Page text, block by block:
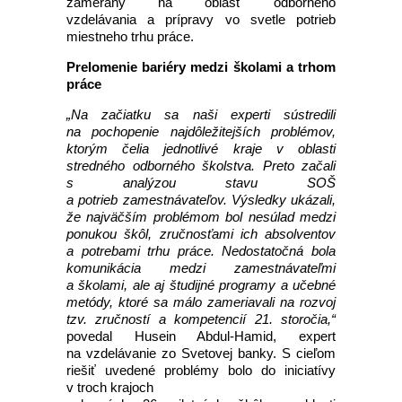
vzdelávania a prípravy vo svetle potrieb
miestneho trhu práce.
Prelomenie bariéry medzi školami a trhom
práce
„Na začiatku sa naši experti sústredili
na pochopenie najdôležitejších problémov,
ktorým čelia jednotlivé kraje v oblasti
stredného odborného školstva. Preto začali
s analýzou stavu SOŠ
a potrieb zamestnávateľov. Výsledky ukázali,
že najväčším problémom bol nesúlad medzi
ponukou škôl, zručnosťami ich absolventov
a potrebami trhu práce. Nedostatočná bola
komunikácia medzi zamestnávateľmi
a školami, ale aj študijné programy a učebné
metódy, ktoré sa málo zameriavali na rozvoj
tzv. zručností a kompetencií 21. storočia,“
povedal Husein Abdul-Hamid, expert
na vzdelávanie zo Svetovej banky. S cieľom
riešiť uvedené problémy bolo do iniciatívy
v troch krajoch